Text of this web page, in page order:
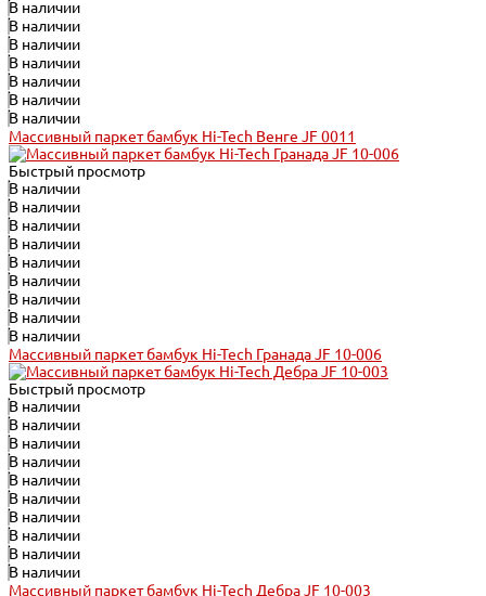
В наличии
В наличии
В наличии
В наличии
В наличии
В наличии
В наличии
Массивный паркет бамбук Hi-Tech Венге JF 0011
Быстрый просмотр
В наличии
В наличии
В наличии
В наличии
В наличии
В наличии
В наличии
В наличии
В наличии
Массивный паркет бамбук Hi-Tech Гранада JF 10-006
Быстрый просмотр
В наличии
В наличии
В наличии
В наличии
В наличии
В наличии
В наличии
В наличии
В наличии
В наличии
Массивный паркет бамбук Hi-Tech Дебра JF 10-003